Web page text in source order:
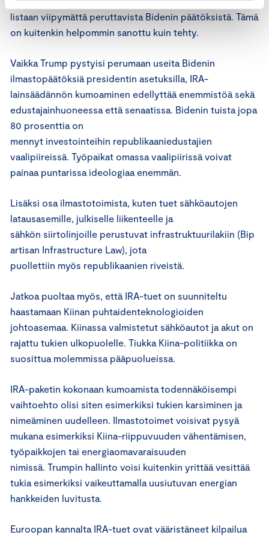
listaan viipymättä peruttavista Bidenin päätöksistä. Tämä
on kuitenkin helpommin sanottu kuin tehty.
Vaikka Trump pystyisi perumaan useita Bidenin
ilmastopäätöksiä presidentin asetuksilla, IRA-
lainsäädännön kumoaminen edellyttää enemmistöä sekä
edustajainhuoneessa että senaatissa. Bidenin tuista jopa
80 prosenttia on
mennyt investointeihin republikaaniedustajien
vaalipiireissä. Työpaikat omassa vaalipiirissä voivat
painaa puntarissa ideologiaa enemmän.
Lisäksi osa ilmastotoimista, kuten tuet sähköautojen
latausasemille, julkiselle liikenteelle ja
sähkön siirtolinjoille perustuvat infrastruktuurilakiin (Bip
artisan Infrastructure Law), jota
puollettiin myös republikaanien riveistä.
Jatkoa puoltaa myös, että IRA-tuet on suunniteltu
haastamaan Kiinan puhtaidenteknologioiden
johtoasemaa. Kiinassa valmistetut sähköautot ja akut on
rajattu tukien ulkopuolelle. Tiukka Kiina-politiikka on
suosittua molemmissa pääpuolueissa.
IRA-paketin kokonaan kumoamista todennäköisempi
vaihtoehto olisi siten esimerkiksi tukien karsiminen ja
nimeäminen uudelleen. Ilmastotoimet voisivat pysyä
mukana esimerkiksi Kiina-riippuvuuden vähentämisen,
työpaikkojen tai energiaomavaraisuuden
nimissä. Trumpin hallinto voisi kuitenkin yrittää vesittää
tukia esimerkiksi vaikeuttamalla uusiutuvan energian
hankkeiden luvitusta.
Euroopan kannalta IRA-tuet ovat vääristäneet kilpailua